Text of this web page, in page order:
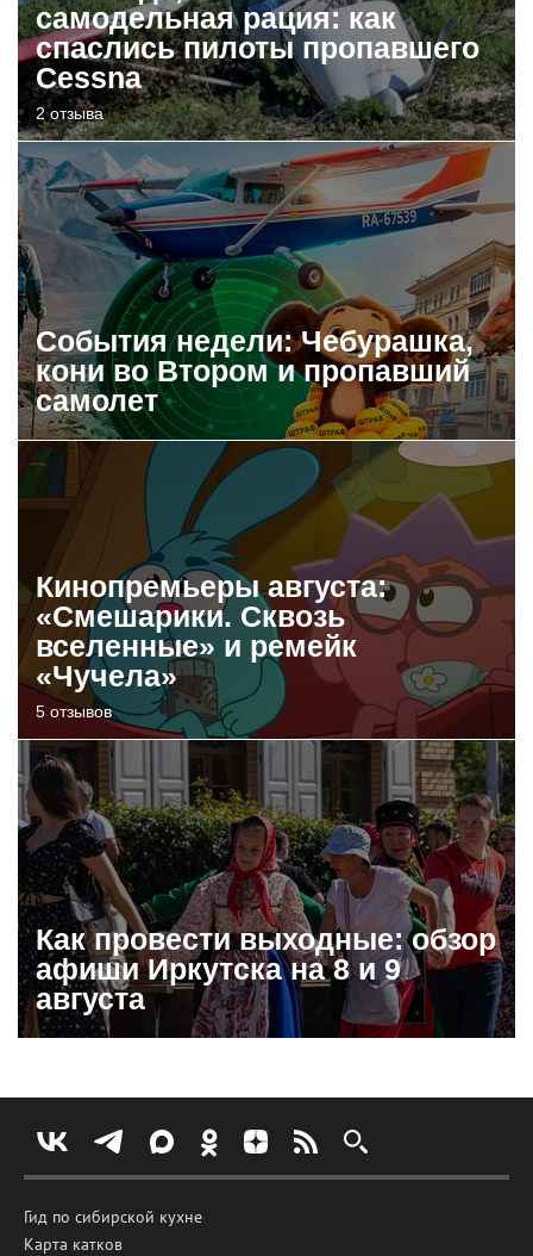
самодельная рация: как
спаслись пилоты пропавшего
Cessna
2 отзыва
События недели: Чебурашка,
кони во Втором и пропавший
самолет
Кинопремьеры августа:
«Смешарики. Сквозь
вселенные» и ремейк
«Чучела»
5 отзывов
Как провести выходные: обзор
афиши Иркутска на 8 и 9
августа
Гид по сибирской кухне
Карта катков